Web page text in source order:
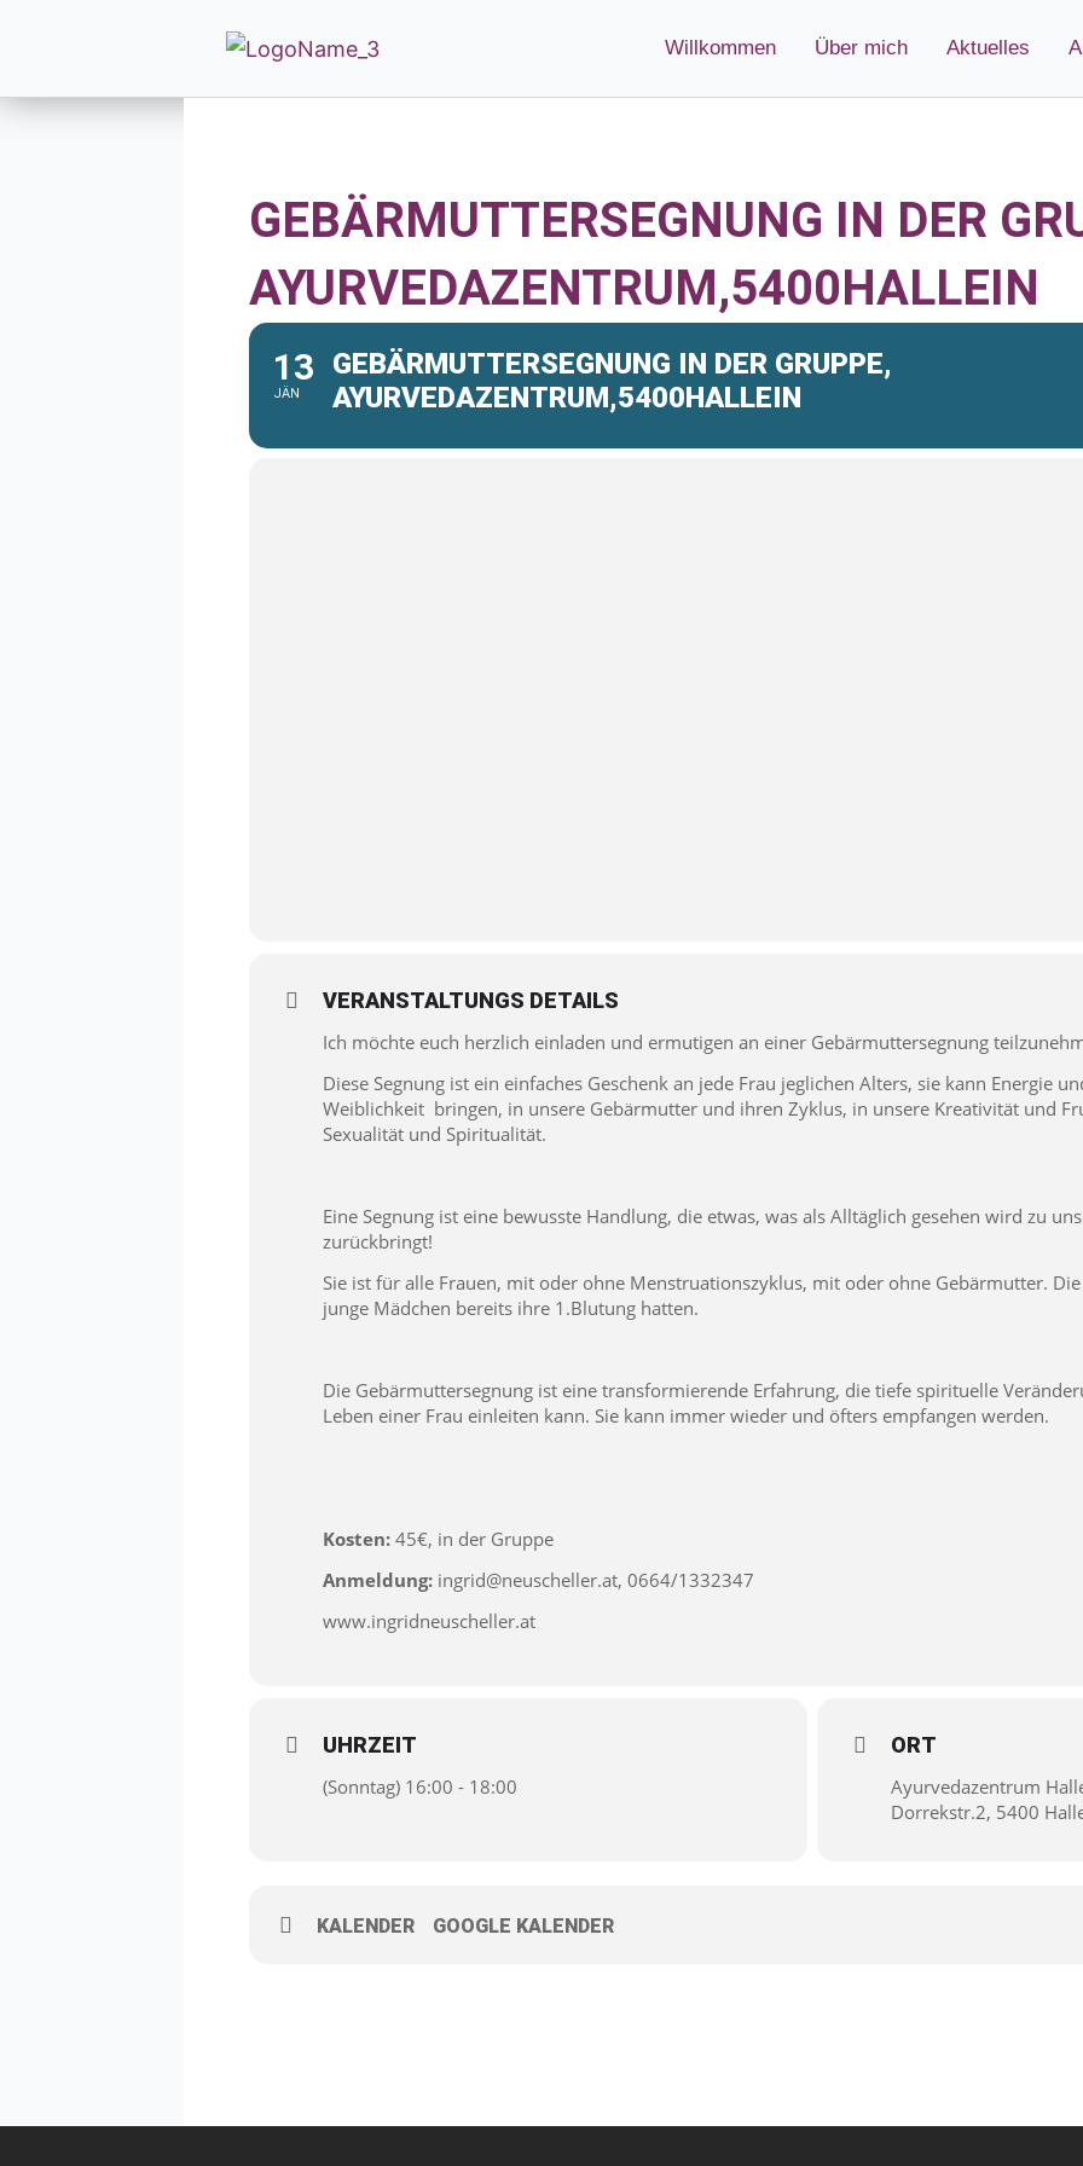
Willkommen Über mich Aktuelles
GEBÄRMUTTERSEGNUNG IN DER
AYURVEDAZENTRUM,5400HALLEIN
13
JÄN
GEBÄRMUTTERSEGNUNG IN DER GRUPPE,
AYURVEDAZENTRUM,5400HALLEIN
VERANSTALTUNGS DETAILS
Ich möchte euch herzlich einladen und ermutigen an einer Gebärmuttersegnung
Diese Segnung ist ein einfaches Geschenk an jede Frau jeglichen Alters, sie kann Energie
Weiblichkeit bringen, in unsere Gebärmutter und ihren Zyklus, in unsere Kreativität und
Sexualität und Spiritualität.
Eine Segnung ist eine bewusste Handlung, die etwas, was als Alltäglich gesehen wird zu
zurückbringt!
Sie ist für alle Frauen, mit oder ohne Menstruationszyklus, mit oder ohne Gebärmutter.
junge Mädchen bereits ihre 1.Blutung hatten.
Die Gebärmuttersegnung ist eine transformierende Erfahrung, die tiefe spirituelle
Leben einer Frau einleiten kann. Sie kann immer wieder und öfters empfangen werden.
Kosten: 45€, in der Gruppe
Anmeldung: ingrid@neuscheller.at, 0664/1332347
www.ingridneuscheller.at
UHRZEIT
(Sonntag) 16:00 - 18:00
ORT
Ayurvedazentrum
Dorrekstr.2, 5400
KALENDER GOOGLE KALENDER